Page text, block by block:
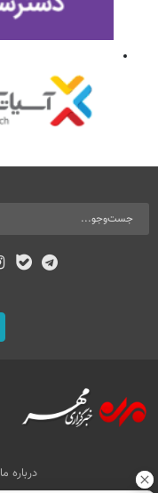
درباره ما